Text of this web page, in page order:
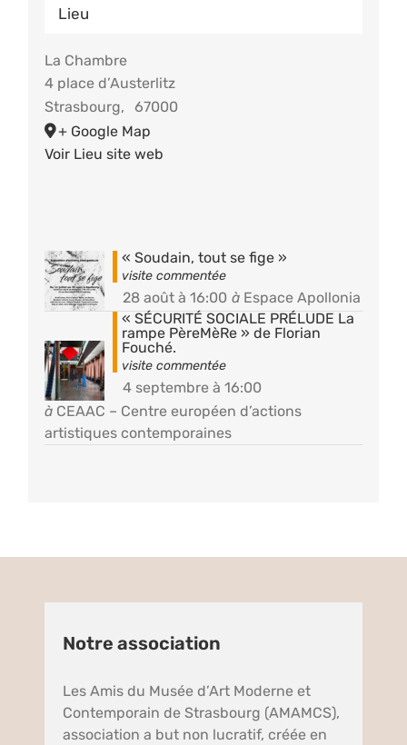
Lieu
La Chambre
4 place d’Austerlitz
Strasbourg,
67000
+ Google Map
Voir Lieu site web
« Soudain, tout se fige »
28 août à 16:00 à Espace Apollonia
« SÉCURITÉ SOCIALE PRÉLUDE La
rampe PèreMèRe » de Florian
Fouché.
4 septembre à 16:00
à CEAAC – Centre européen d’actions
artistiques contemporaines
Notre association
Les Amis du Musée d’Art Moderne et
Contemporain de Strasbourg (AMAMCS),
association a but non lucratif, créée en